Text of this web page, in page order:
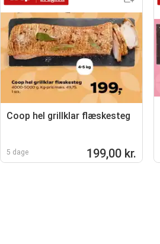
Coop hel grillklar flæskesteg
5 dage 199,00 kr.